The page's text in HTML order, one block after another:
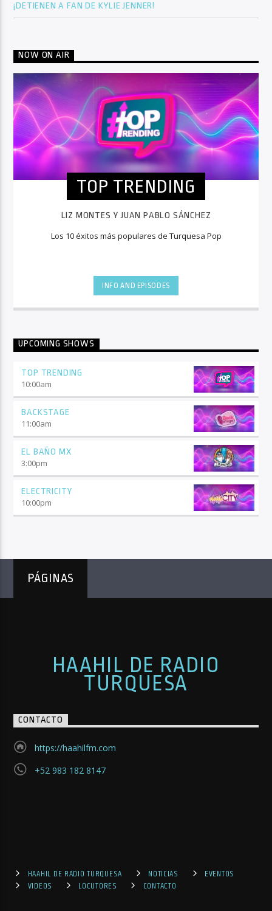
¡DETIENEN A FAN DE KYLIE JENNER!
NOW ON AIR
TOP TRENDING
LIZ MONTES Y JUAN PABLO SÁNCHEZ
Los 10 éxitos más populares de Turquesa Pop
INFO AND EPISODES
UPCOMING SHOWS
TOP TRENDING
10:00am
BACKSTAGE
11:00am
EL BAÑO MX
3:00pm
ELECTRICITY
10:00pm
PÁGINAS
HAAHIL DE RADIO
TURQUESA
CONTACTO
https://haahilfm.com
+52 983 182 8147
HAAHIL DE RADIO TURQUESA NOTICIAS
EVENTOS
VIDEOS
LOCUTORES CONTACTO